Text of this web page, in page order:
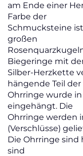
am Ende einer
Farbe der
Schmucksteine
großen
Biegeringe mit
Silber-Herzkette
hängende Teil der
Ohrringe wurde
eingehängt. Die
Ohrringe werden
(Verschlüsse)
Die Ohrringe
sind